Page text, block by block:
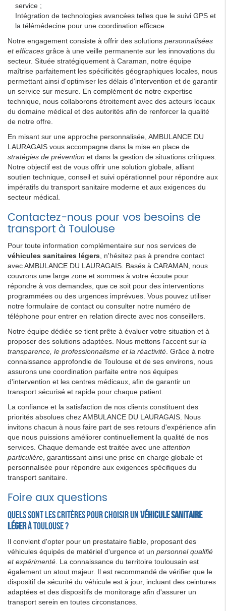
service ;
Intégration de technologies avancées telles que le suivi GPS et
la télémédecine pour une coordination efficace.
Notre engagement consiste à offrir des solutions personnalisées
et efficaces grâce à une veille permanente sur les innovations du
secteur. Située stratégiquement à Caraman, notre équipe
maîtrise parfaitement les spécificités géographiques locales, nous
permettant ainsi d'optimiser les délais d'intervention et de garantir
un service sur mesure. En complément de notre expertise
technique, nous collaborons étroitement avec des acteurs locaux
du domaine médical et des autorités afin de renforcer la qualité
de notre offre.
En misant sur une approche personnalisée, AMBULANCE DU
LAURAGAIS vous accompagne dans la mise en place de
stratégies de prévention et dans la gestion de situations critiques.
Notre objectif est de vous offrir une solution globale, alliant
soutien technique, conseil et suivi opérationnel pour répondre aux
impératifs du transport sanitaire moderne et aux exigences du
secteur médical.
Contactez-nous pour vos besoins de
transport à Toulouse
Pour toute information complémentaire sur nos services de
véhicules sanitaires légers , n'hésitez pas à prendre contact
avec AMBULANCE DU LAURAGAIS. Basés à CARAMAN, nous
couvrons une large zone et sommes à votre écoute pour
répondre à vos demandes, que ce soit pour des interventions
programmées ou des urgences imprévues. Vous pouvez utiliser
notre formulaire de contact ou consulter notre numéro de
téléphone pour entrer en relation directe avec nos conseillers.
Notre équipe dédiée se tient prête à évaluer votre situation et à
proposer des solutions adaptées. Nous mettons l'accent sur la
transparence, le professionnalisme et la réactivité . Grâce à notre
connaissance approfondie de Toulouse et de ses environs, nous
assurons une coordination parfaite entre nos équipes
d'intervention et les centres médicaux, afin de garantir un
transport sécurisé et rapide pour chaque patient.
La confiance et la satisfaction de nos clients constituent des
priorités absolues chez AMBULANCE DU LAURAGAIS. Nous
invitons chacun à nous faire part de ses retours d'expérience afin
que nous puissions améliorer continuellement la qualité de nos
services. Chaque demande est traitée avec une attention
particulière , garantissant ainsi une prise en charge globale et
personnalisée pour répondre aux exigences spécifiques du
transport sanitaire.
Foire aux questions
Quels sont les critères pour choisir unvéhicule sanitaire
légerà Toulouse ?
Il convient d'opter pour un prestataire fiable, proposant des
véhicules équipés de matériel d'urgence et un personnel qualifié
et expérimenté . La connaissance du territoire toulousain est
également un atout majeur. Il est recommandé de vérifier que le
dispositif de sécurité du véhicule est à jour, incluant des ceintures
adaptées et des dispositifs de monitorage afin d'assurer un
transport serein en toutes circonstances.